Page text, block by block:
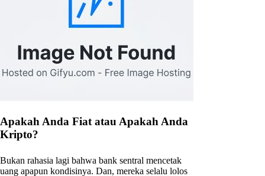
Apakah Anda Fiat atau Apakah Anda
Kripto?
Bukan rahasia lagi bahwa bank sentral mencetak
uang apapun kondisinya. Dan, mereka selalu lolos